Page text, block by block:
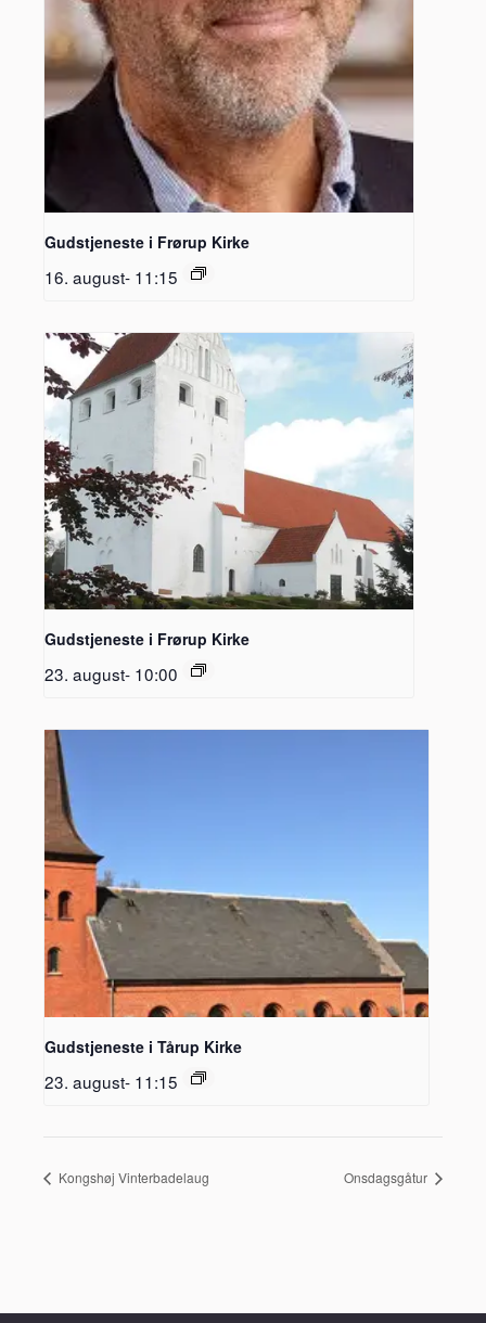
Gudstjeneste i Frørup Kirke
16. august- 11:15
Gudstjeneste i Frørup Kirke
23. august- 10:00
Gudstjeneste i Tårup Kirke
23. august- 11:15
Kongshøj Vinterbadelaug Onsdagsgåtur